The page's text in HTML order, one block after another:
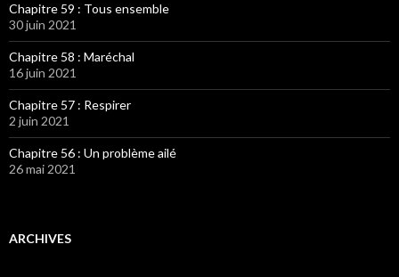
Chapitre 59 : Tous ensemble
30 juin 2021
Chapitre 58 : Maréchal
16 juin 2021
Chapitre 57 : Respirer
2 juin 2021
Chapitre 56 : Un problème ailé
26 mai 2021
ARCHIVES